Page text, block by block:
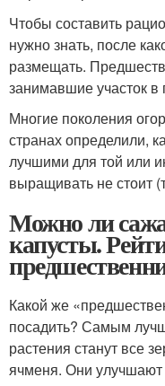
Чтобы составить
нужно знать, после
размещать.
занимавшие участок
Многие поколения
странах определили,
лучшими для той или
выращивать не стоит
Можно ли
капусты.
Какой же
посадить? Самым
растения станут все
ячменя. Они